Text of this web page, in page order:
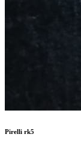
Pirelli rk5